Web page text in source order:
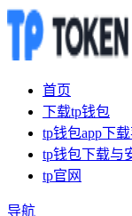
首页
下载tp钱包
tp钱包app下
tp钱包下载与
tp官网
导航